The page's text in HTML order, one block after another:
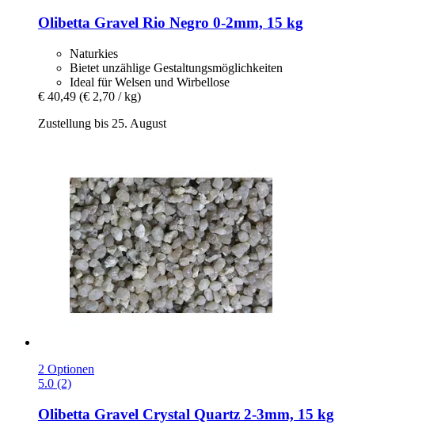
Olibetta Gravel Rio Negro 0-​2mm, 15 kg
Naturkies
Bietet unzählige Gestaltungsmöglichkeiten
Ideal für Welsen und Wirbellose
€ 40,49 (€ 2,70 / kg)
Zustellung bis 25. August
2 Optionen
5.0 (2)
Olibetta Gravel Crystal Quartz 2-​3mm, 15 kg